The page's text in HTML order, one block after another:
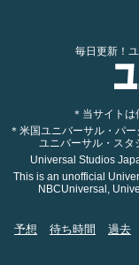
毎日更新！
＊当サイトは
＊米国ユニバーサル・パ
ユニバーサル・スタ
Universal Studios
This is an unofficial
NBCUniversal,
予想 待ち時間 過去